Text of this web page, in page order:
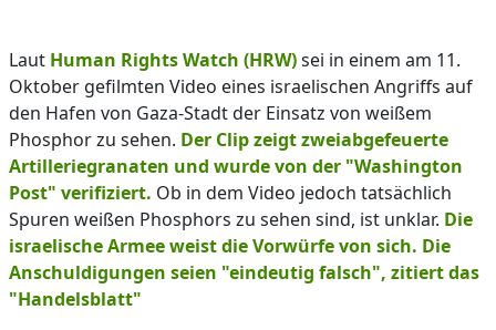
Laut Human Rights Watch (HRW)sei in einem am 11.
Oktober gefilmten Video eines israelischen Angriffs auf
den Hafen von Gaza-Stadt der Einsatz von weißem
Phosphor zu sehen. Der Clip zeigt zweiabgefeuerte
Artilleriegranaten und wurde von der "Washington
Post" verifiziert. Ob in dem Video jedoch tatsächlich
Spuren weißen Phosphors zu sehen sind, ist unklar. Die
israelische Armee weist die Vorwürfe von sich. Die
Anschuldigungen seien "eindeutig falsch", zitiert das
"Handelsblatt"